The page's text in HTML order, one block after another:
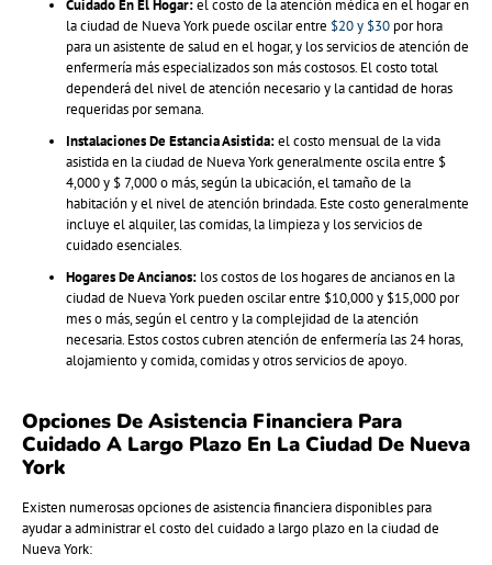
Cuidado En El Hogar:el costo de la atención médica en el hogar en
la ciudad de Nueva York puede oscilar entre $20 y $30 por hora
para un asistente de salud en el hogar, y los servicios de atención de
enfermería más especializados son más costosos. El costo total
dependerá del nivel de atención necesario y la cantidad de horas
requeridas por semana.
Instalaciones De Estancia Asistida:el costo mensual de la vida
asistida en la ciudad de Nueva York generalmente oscila entre $
4,000 y $ 7,000 o más, según la ubicación, el tamaño de la
habitación y el nivel de atención brindada. Este costo generalmente
incluye el alquiler, las comidas, la limpieza y los servicios de
cuidado esenciales.
Hogares De Ancianos: los costos de los hogares de ancianos en la
ciudad de Nueva York pueden oscilar entre $10,000 y $15,000 por
mes o más, según el centro y la complejidad de la atención
necesaria. Estos costos cubren atención de enfermería las 24 horas,
alojamiento y comida, comidas y otros servicios de apoyo.
Opciones De Asistencia Financiera Para
Cuidado A Largo Plazo En La Ciudad De Nueva
York
Existen numerosas opciones de asistencia financiera disponibles para
ayudar a administrar el costo del cuidado a largo plazo en la ciudad de
Nueva York: